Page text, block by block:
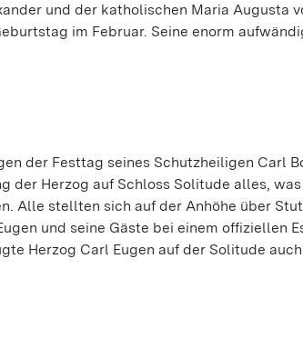
und der katholischen Maria Augusta
im Februar. Seine enorm
der Festtag seines Schutzheiligen Carl
der Herzog auf Schloss Solitude alles,
Alle stellten sich auf der Anhöhe über
und seine Gäste bei einem offiziellen
Herzog Carl Eugen auf der Solitude